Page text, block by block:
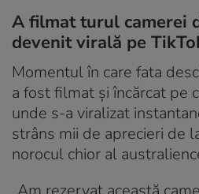
A filmat turul camerei
devenit virală pe
Momentul în care fata
a fost filmat și încărcat pe
unde s-a viralizat
strâns mii de aprecieri de
norocul chior al